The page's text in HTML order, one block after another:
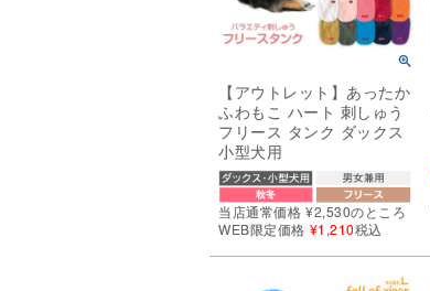
【アウトレット】あったか
ふわもこ ハート 刺しゅう
フリース タンク ダックス
小型犬用
当店通常価格 ¥2,530のところ
WEB限定価格 ¥1,210税込